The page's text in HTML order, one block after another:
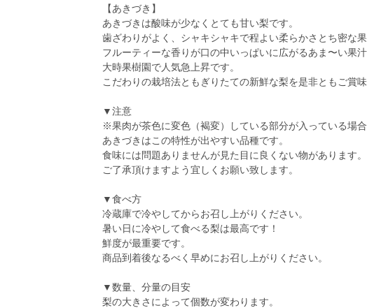
【あきづき】
あきづきは酸味が少なくとても甘い梨です。
歯ざわりがよく、シャキシャキで程よい柔らかさとち密な
フルーティーな香りが口の中いっぱいに広がるあま〜い果
大時果樹園で人気急上昇です。
こだわりの栽培法ともぎりたての新鮮な梨を是非ともご賞味
▼注意
※果肉が茶色に変色（褐変）している部分が入っている場合
あきづきはこの特性が出やすい品種です。
食味には問題ありませんが見た目に良くない物があります。
ご了承頂けますよう宜しくお願い致します。
▼食べ方
冷蔵庫で冷やしてからお召し上がりください。
暑い日に冷やして食べる梨は最高です！
鮮度が最重要です。
商品到着後なるべく早めにお召し上がりください。
▼数量、分量の目安
梨の大きさによって個数が変わります。